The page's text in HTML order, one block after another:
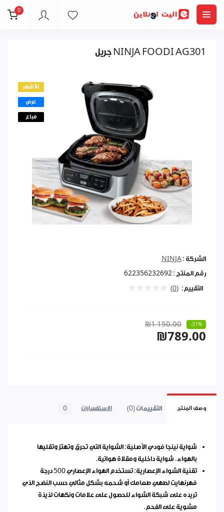
0
جريل NINJA FOODI AG301
الأشهر
عرض
مباع
الشركة : NINJA
رقم المنتج : 622356232692
التقييم: (0)
₪1 150.00 -31%
₪789.00
وصف المنتج التقييمات (0) الاستفسارات 0
شواية نينجا فودي الأصلية: الشواية التي تحرق وتهتز وتقليها
بالهواء. شواية داخلية ومقلاة هوائية.
تقنية الشواء الإعصارية: تستخدم الهواء الإعصاري 500 درجة
فهرنهايت لطهي طعامك أو شحمه بشكل مثالي حسب النضج الذي
تريده على شبكة الشواء للحصول على علامات ونكهات لذيذة
مشوية على الفحم.